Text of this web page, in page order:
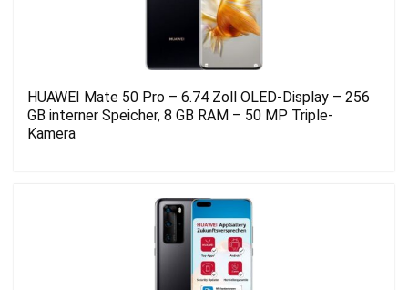
HUAWEI Mate 50 Pro – 6.74 Zoll OLED-Display – 256
GB interner Speicher, 8 GB RAM – 50 MP Triple-
Kamera